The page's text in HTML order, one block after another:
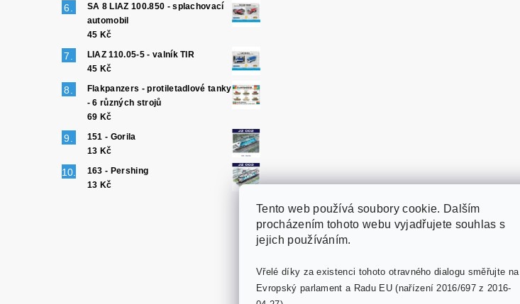
SA 8 LIAZ 100.850 - splachovací
automobil
45 Kč
LIAZ 110.05-5 - valník TIR
45 Kč
Flakpanzers - protiletadlové tanky
- 6 různých strojů
69 Kč
151 - Gorila
13 Kč
163 - Pershing
13 Kč
PaperModel.cz
Tento web používá soubory cookie. Dalším
procházením tohoto webu vyjadřujete souhlas s
jejich používáním.
Vřelé díky za existenci tohoto otravného dialogu směřujte na
Evropský parlament a Radu EU (nařízení 2016/697 z 2016-